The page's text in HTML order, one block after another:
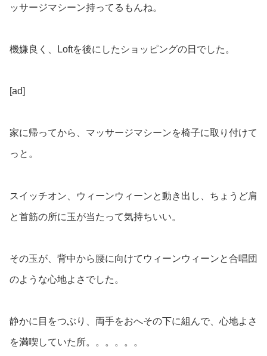
ッサージマシーン持ってるもんね。
機嫌良く、Loftを後にしたショッピングの日でした。
[ad]
家に帰ってから、マッサージマシーンを椅子に取り付けて
っと。
スイッチオン、ウィーンウィーンと動き出し、ちょうど肩
と首筋の所に玉が当たって気持ちいい。
その玉が、背中から腰に向けてウィーンウィーンと合唱団
のような心地よさでした。
静かに目をつぶり、両手をおへその下に組んで、心地よさ
を満喫していた所。。。。。。